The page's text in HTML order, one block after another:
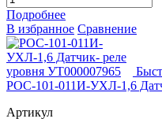
Подробнее
В избранное Сравнение
РОС-101-011И-УХЛ-1,6
Артикул